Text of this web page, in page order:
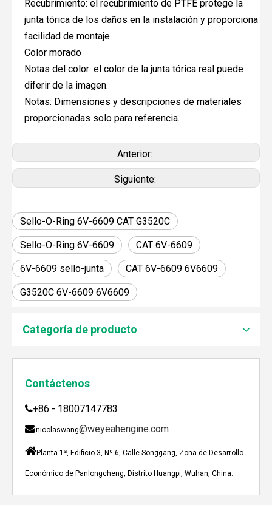
Recubrimiento: el recubrimiento de PTFE protege la
junta tórica de los daños en la instalación y proporciona
facilidad de montaje.
Color morado
Notas del color: el color de la junta tórica real puede
diferir de la imagen.
Notas: Dimensiones y descripciones de materiales
proporcionadas solo para referencia.
Anterior:
Siguiente:
Sello-O-Ring 6V-6609 CAT G3520C
Sello-O-Ring 6V-6609 CAT 6V-6609
6V-6609 sello-junta CAT 6V-6609 6V6609
G3520C 6V-6609 6V6609
Categoría de producto
Contáctenos
+86 - 18007147783
nicolaswang@weyeahengine.com
Planta 1ª, Edificio 3, Nº 6, Calle Songgang, Zona de Desarrollo
Económico de Panlongcheng, Distrito Huangpi, Wuhan, China.
Recientemente, el generador de Biogás Jenbacher